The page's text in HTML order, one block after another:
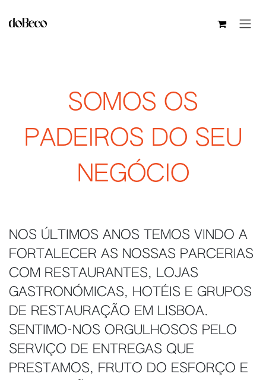
SOMOS OS
PADEIROS DO SEU
NEGÓCIO
NOS ÚLTIMOS ANOS TEMOS VINDO A
FORTALECER AS NOSSAS PARCERIAS
COM RESTAURANTES, LOJAS
GASTRONÓMICAS, HOTÉIS E GRUPOS
DE RESTAURAÇÃO EM LISBOA.
SENTIMO-NOS ORGULHOSOS PELO
SERVIÇO DE ENTREGAS QUE
PRESTAMOS, FRUTO DO ESFORÇO E